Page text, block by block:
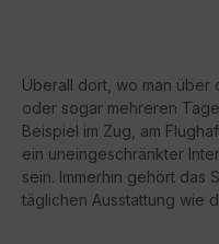
Überall dort, wo man über
oder sogar mehreren
Beispiel im Zug, am
ein uneingeschränkter
sein. Immerhin gehört das
täglichen Ausstattung wie